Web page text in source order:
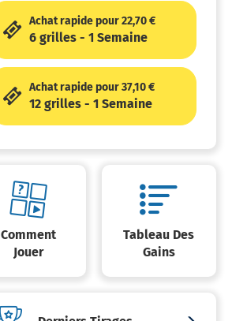
Achat rapide pour 22,70 €
6 grilles - 1 Semaine
Achat rapide pour 37,10 €
12 grilles - 1 Semaine
Comment
Jouer
Tableau Des
Gains